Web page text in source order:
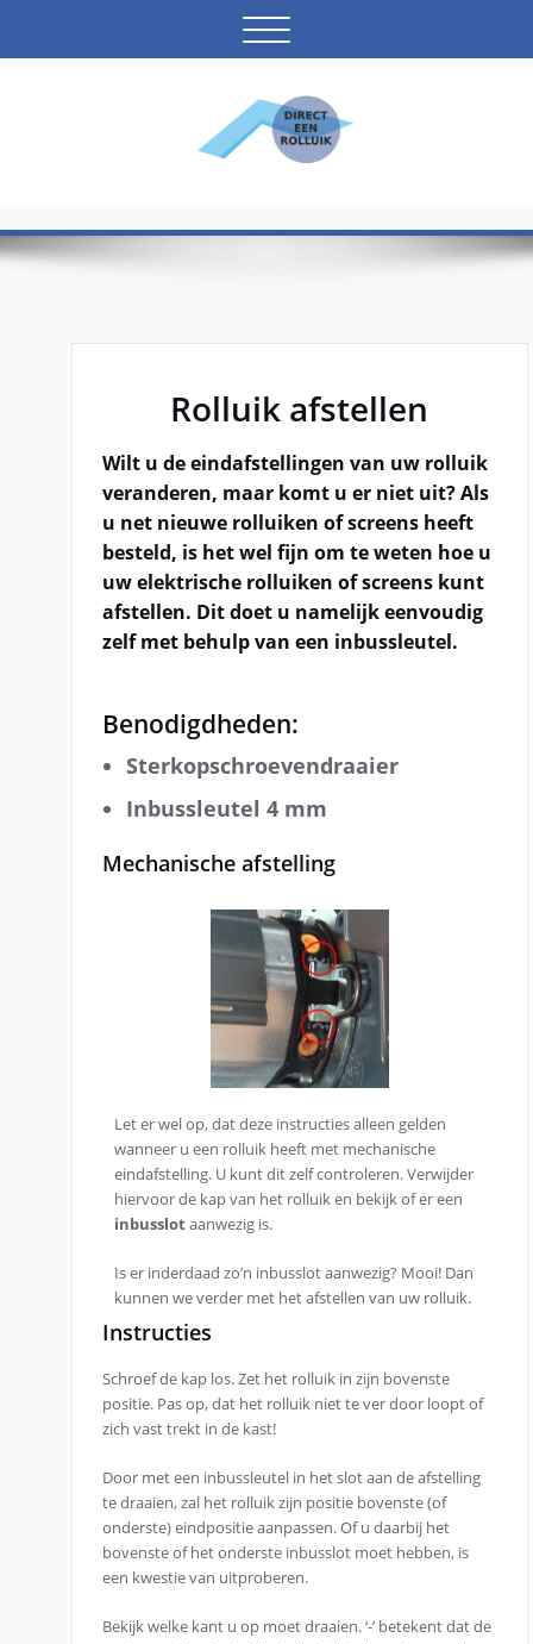
Toggle
navigatie
Rolluik afstellen met
Rolluik afstellen
Wilt u de eindafstellingen van uw rolluik
veranderen, maar komt u er niet uit? Als
u net nieuwe rolluiken of screens heeft
besteld, is het wel fijn om te weten hoe u
uw elektrische rolluiken of screens kunt
afstellen. Dit doet u namelijk eenvoudig
zelf met behulp van een inbussleutel.
Benodigdheden:
Sterkopschroevendraaier
Inbussleutel 4 mm
Mechanische afstelling
Let er wel op, dat deze instructies alleen gelden
wanneer u een rolluik heeft met mechanische
eindafstelling. U kunt dit zelf controleren. Verwijder
hiervoor de kap van het rolluik en bekijk of er een
inbusslotaanwezig is.
Is er inderdaad zo’n inbusslot aanwezig? Mooi! Dan
kunnen we verder met het afstellen van uw rolluik.
Instructies
Schroef de kap los. Zet het rolluik in zijn bovenste
positie. Pas op, dat het rolluik niet te ver door loopt of
zich vast trekt in de kast!
Door met een inbussleutel in het slot aan de afstelling
te draaien, zal het rolluik zijn positie bovenste (of
onderste) eindpositie aanpassen. Of u daarbij het
bovenste of het onderste inbusslot moet hebben, is
een kwestie van uitproberen.
Bekijk welke kant u op moet draaien. ‘-’ betekent dat de